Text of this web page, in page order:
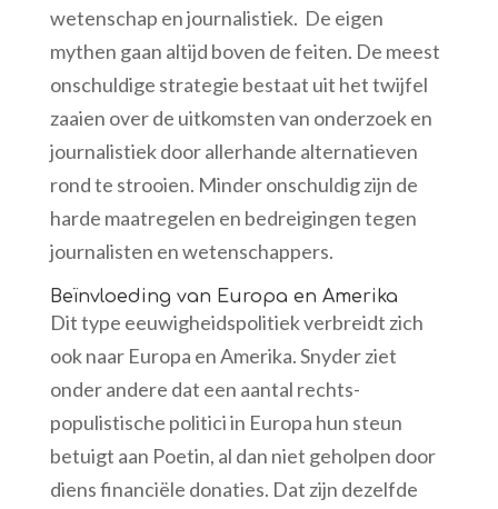
wetenschap en journalistiek. De eigen
mythen gaan altijd boven de feiten. De meest
onschuldige strategie bestaat uit het twijfel
zaaien over de uitkomsten van onderzoek en
journalistiek door allerhande alternatieven
rond te strooien. Minder onschuldig zijn de
harde maatregelen en bedreigingen tegen
journalisten en wetenschappers.
Beïnvloeding van Europa en Amerika
Dit type eeuwigheidspolitiek verbreidt zich
ook naar Europa en Amerika. Snyder ziet
onder andere dat een aantal rechts-
populistische politici in Europa hun steun
betuigt aan Poetin, al dan niet geholpen door
diens financiële donaties. Dat zijn dezelfde